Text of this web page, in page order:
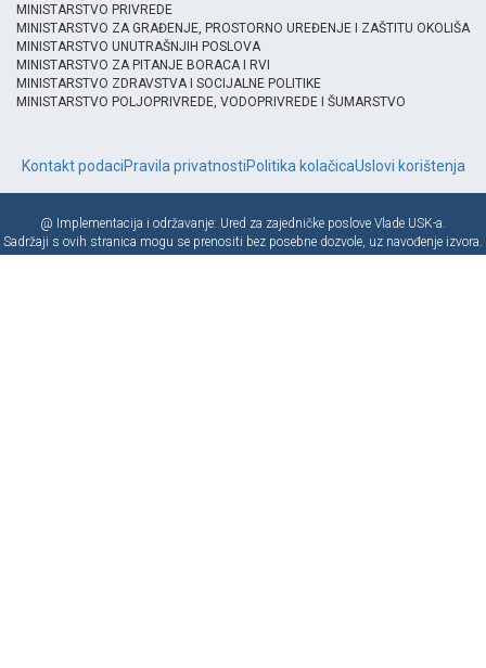
MINISTARSTVO PRIVREDE
MINISTARSTVO ZA GRAĐENJE, PROSTORNO UREĐENJE I ZAŠTITU OKOLIŠA
MINISTARSTVO UNUTRAŠNJIH POSLOVA
MINISTARSTVO ZA PITANJE BORACA I RVI
MINISTARSTVO ZDRAVSTVA I SOCIJALNE POLITIKE
MINISTARSTVO POLJOPRIVREDE, VODOPRIVREDE I ŠUMARSTVO
Kontakt podaciPravila privatnostiPolitika kolačicaUslovi korištenja
@ Implementacija i održavanje: Ured za zajedničke poslove Vlade USK-a.
Sadržaji s ovih stranica mogu se prenositi bez posebne dozvole, uz navođenje izvora.